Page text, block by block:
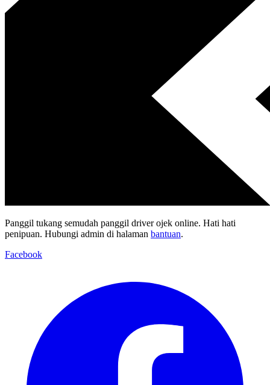
Panggil tukang semudah panggil driver ojek online. Hati hati
penipuan. Hubungi admin di halaman bantuan.
Facebook